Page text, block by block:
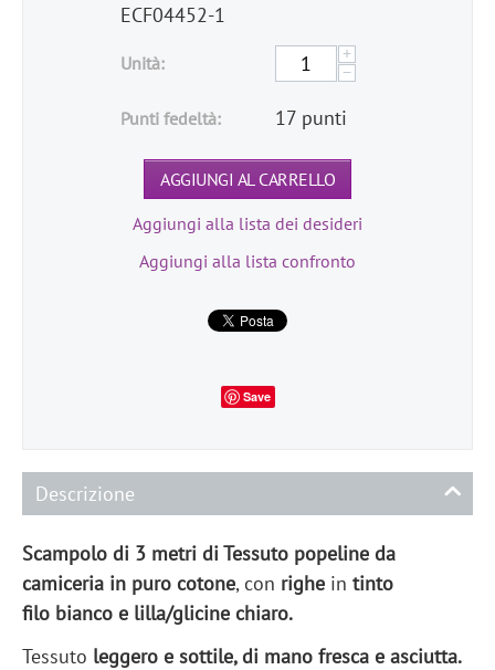
ECF04452-1
Unità:
+
−
Punti fedeltà: 17 punti
AGGIUNGI AL CARRELLO
Aggiungi alla lista dei desideri
Aggiungi alla lista confronto
Save
Descrizione
Scampolo di 3 metri di Tessuto popeline da
camiceria in puro cotone, con righe in tinto
filo bianco e lilla/glicine chiaro.
Tessuto leggero e sottile, di mano fresca e asciutta.